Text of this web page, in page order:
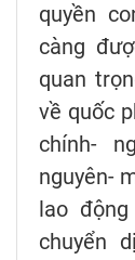
quyền
càng
quan
về quốc
chính-
nguyên-
lao
chuyển